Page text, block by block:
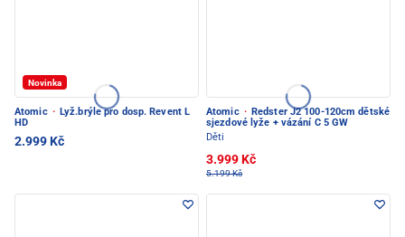
Novinka
Atomic · Lyž.brýle pro dosp. Revent L
HD
2.999 Kč
Atomic · Redster J2 100-120cm dětské
sjezdové lyže + vázání C 5 GW
Děti
3.999 Kč
5.199 Kč